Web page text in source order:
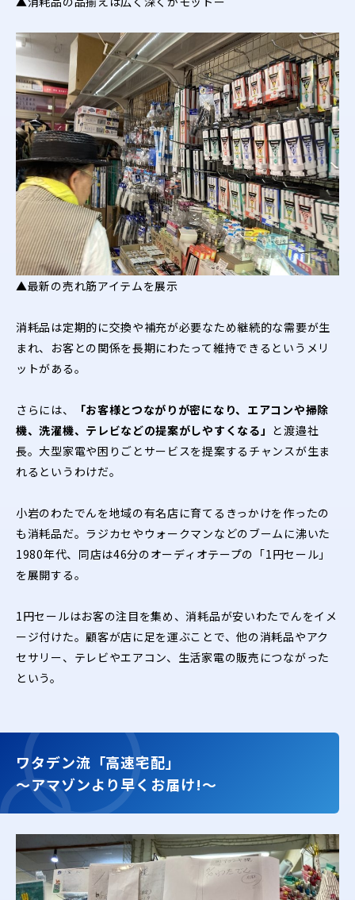
▲最新の売れ筋アイテムを展示
消耗品は定期的に交換や補充が必要なため継続的な需要が生
まれ、お客との関係を長期にわたって維持できるというメリ
ットがある。
さらには、
「お客様とつながりが密になり、エアコンや掃除
機、洗濯機、テレビなどの提案がしやすくなる」 と渡邉社
長。大型家電や困りごとサービスを提案するチャンスが生ま
れるというわけだ。
小岩のわたでんを地域の有名店に育てるきっかけを作ったの
も消耗品だ。ラジカセやウォークマンなどのブームに沸いた
1980年代、同店は46分のオーディオテープの「1円セール」
を展開する。
1円セールはお客の注目を集め、消耗品が安いわたでんをイメ
ージ付けた。顧客が店に足を運ぶことで、他の消耗品やアク
セサリー、テレビやエアコン、生活家電の販売につながった
という。
ワタデン流「高速宅配」
〜アマゾンより早くお届け!〜